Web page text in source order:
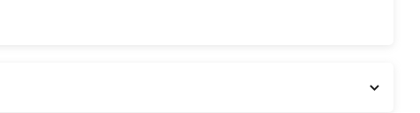
максимально быстро оживить тусклый тон лица и придать